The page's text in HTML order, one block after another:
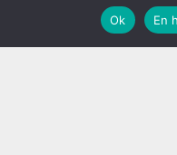
Ok
En